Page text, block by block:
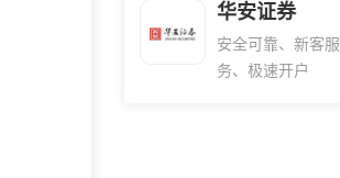
华安证券
安全可靠、新客服
务、极速开户